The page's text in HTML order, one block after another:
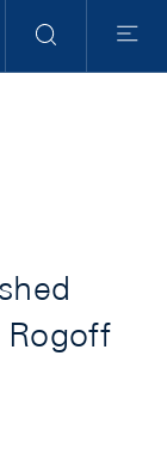
Navigation
Suche Menu
Rogoff